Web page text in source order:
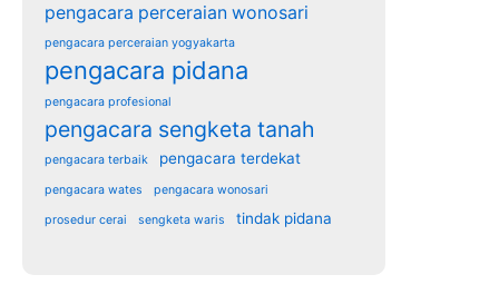
pengacara perceraian wonosari
pengacara perceraian yogyakarta
pengacara pidana
pengacara profesional
pengacara sengketa tanah
pengacara terbaik pengacara terdekat
pengacara wates pengacara wonosari
prosedur cerai sengketa waris tindak pidana